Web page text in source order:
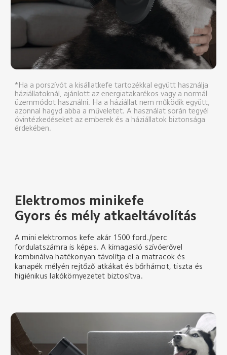
*Ha a porszívót a kisállatkefe tartozékkal együtt használja
háziállatoknál, ajánlott az energiatakarékos vagy a normál
üzemmódot használni. Ha a háziállat nem működik együtt,
azonnal hagyd abba a műveletet. A használat során tegyél
óvintézkedéseket az emberek és a háziállatok biztonsága
érdekében.
Elektromos minikefe
Gyors és mély atkaeltávolítás
A mini elektromos kefe akár 1500 ford./perc
fordulatszámra is képes. A kimagasló szívóerővel
kombinálva hatékonyan távolítja el a matracok és
kanapék mélyén rejtőző atkákat és bőrhámot, tiszta és
higiénikus lakókörnyezetet biztosítva.